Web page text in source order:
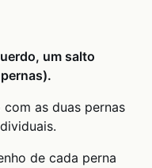
um salto
as duas pernas
de cada perna